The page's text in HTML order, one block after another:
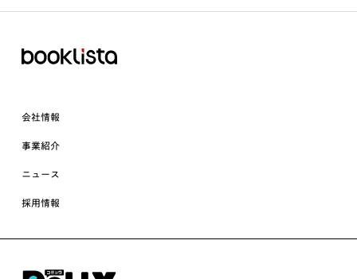
会社情報
事業紹介
ニュース
採用情報